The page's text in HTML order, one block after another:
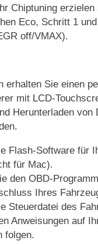
Chiptuning
Eco, Schritt 1
off/VMAX).
erhalten Sie einen
mit LCD-
Herunterladen von
Flash-Software für
für Mac).
den OBD-
Ihres
Steuerdatei des
Anweisungen auf
folgen.